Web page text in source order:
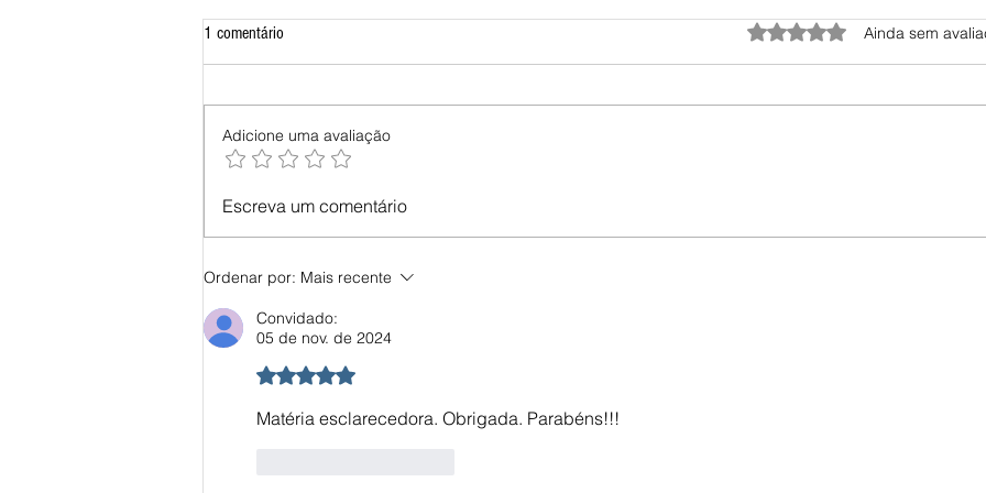
1 comentário Avaliado com 0 de 5
Ainda sem
Adicione uma avaliação
Escreva um comentário
Ordenar por: Mais recente
Convidado:
05 de nov. de 2024
Avaliado com 5 de 5 estrelas.
Matéria esclarecedora. Obrigada. Parabéns!!!